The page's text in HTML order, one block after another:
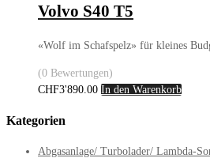
Volvo S40 T5
«Wolf im Schafspelz» für kleines
(0 Bewertungen)
CHF3'890.00 In den Warenkorb
Kategorien
Abgasanlage/ Turbolader/ Lambda-